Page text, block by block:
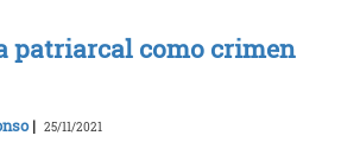
patriarcal como crimen
| 25/11/2021